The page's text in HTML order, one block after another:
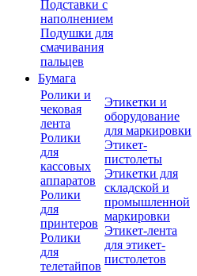
Подставки с
наполнением
Подушки для
смачивания
пальцев
Бумага
Ролики и
чековая
лента
Ролики
для
кассовых
аппаратов
Ролики
для
принтеров
Ролики
для
телетайпов
Этикетки и
оборудование
для маркировки
Этикет-
пистолеты
Этикетки для
складской и
промышленной
маркировки
Этикет-лента
для этикет-
пистолетов